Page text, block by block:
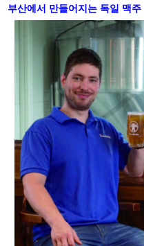
부산에서 만들어지는 독일 맥주